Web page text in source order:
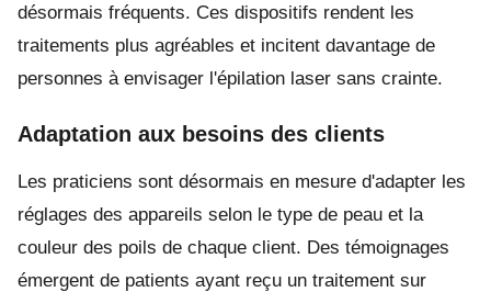
désormais fréquents. Ces dispositifs rendent les
traitements plus agréables et incitent davantage de
personnes à envisager l'épilation laser sans crainte.
Adaptation aux besoins des clients
Les praticiens sont désormais en mesure d'adapter les
réglages des appareils selon le type de peau et la
couleur des poils de chaque client. Des témoignages
émergent de patients ayant reçu un traitement sur